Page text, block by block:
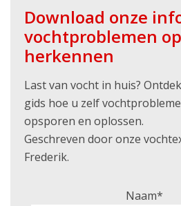
Download onze
vochtproblemen
herkennen
Last van vocht in huis?
gids hoe u zelf
opsporen en oplossen.
Geschreven door onze
Frederik.
Naam*